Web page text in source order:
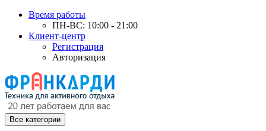
Время работы
ПН-ВС: 10:00 - 21:00
Клиент-центр
Регистрация
Авторизация
Все категории